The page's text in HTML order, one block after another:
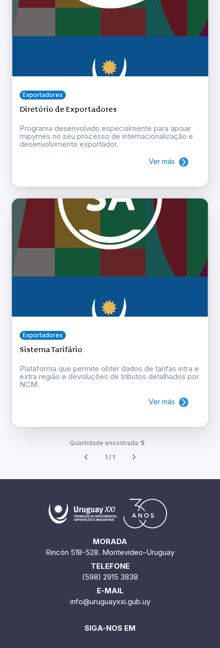
Exportadores
Diretório de Exportadores
Programa desenvolvido especialmente para apoiar
mipymes no seu processo de internacionalização e
desenvolvimento exportador.
Ver más
Exportadores
Sistema Tarifário
Plataforma que permite obter dados de tarifas intra e
extra região e devoluções de tributos detalhados por
NCM.
Ver más
Quantidade encontrada: 5
1 / 1
MORADA
Rincón 518-528. Montevideo-Uruguay
TELEFONE
(598) 2915 3838
E-MAIL
info@uruguayxxi.gub.uy
SIGA-NOS EM